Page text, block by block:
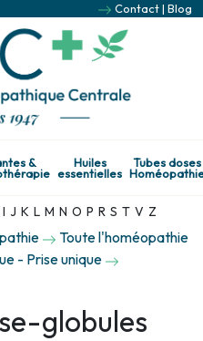
Contact| Blog
& Huiles
essentielles
Tubes doses
I J K L M N O P R S T V Z
Toute l'homéopathie
- Prise unique
globules